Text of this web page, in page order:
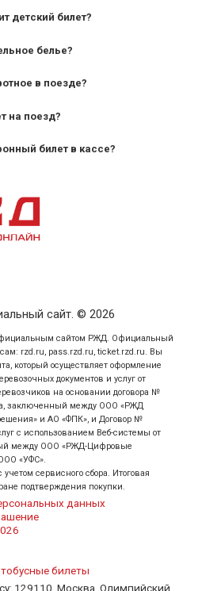
следования — от 10 лет и
— от 7 лет.
детский билет?
белье?
в поезде?
на поезд?
билет в кассе?
значный номер заказа;
личности пассажира, на
сайт. © 2026
сайтом РЖД. Официальный
rzd.ru, pass.rzd.ru, ticket.rzd.ru. Вы
который осуществляет оформление
документов и услуг от
на основании договора №
заключенный между ООО «РЖД
и АО «ФПК», и Договор №
с использованием Веб-системы от
между ООО «РЖД-Цифровые
«УФС».
сервисного сбора. Итоговая
подтверждения покупки.
данных
билеты
129110, Москва, Олимпийский